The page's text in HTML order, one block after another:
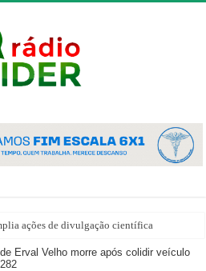
ações de divulgação científica
Erval Velho morre após colidir veículo